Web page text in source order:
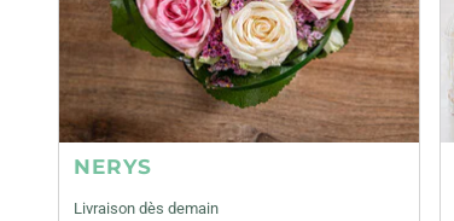
NERYS
Livraison dès demain